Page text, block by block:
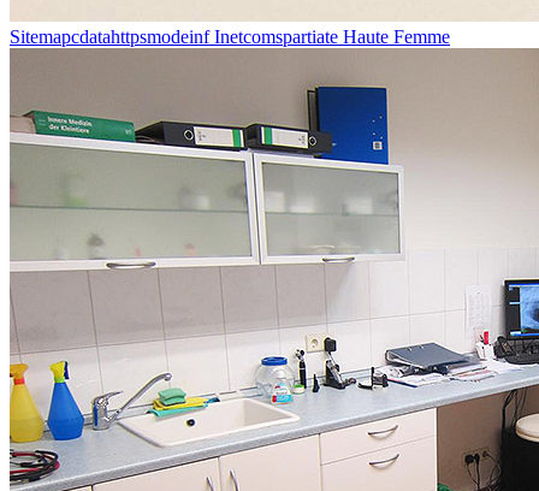
Sitemapcdatahttpsmodeinf Inetcomspartiate Haute Femme